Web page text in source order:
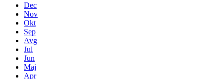
Dec
Nov
Okt
Sep
Avg
Jul
Jun
Maj
Apr